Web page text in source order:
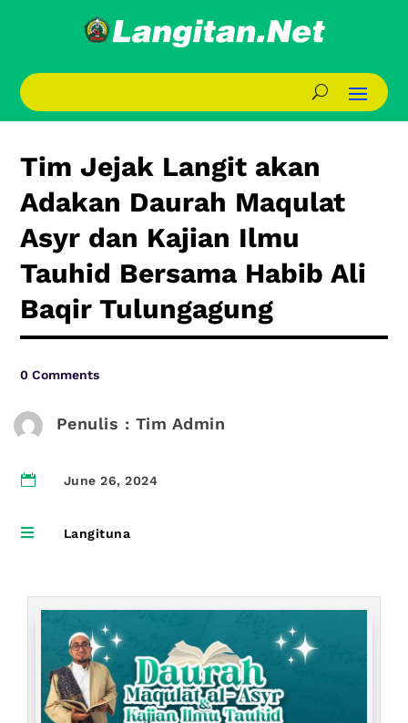
Tim Jejak Langit akan
Adakan Daurah Maqulat
Asyr dan Kajian Ilmu
Tauhid Bersama Habib Ali
Baqir Tulungagung
0 Comments
Penulis : Tim Admin
 June 26, 2024
 Langituna